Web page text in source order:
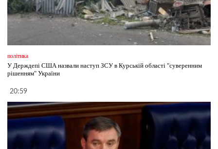
політика
У Держдепі США назвали наступ ЗСУ в Курській області "суверенним
рішенням" України
20:59